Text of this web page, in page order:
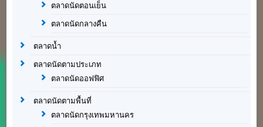
ตลาดนัดตอนเย็น
ตลาดนัดกลางคืน
ตลาดน้ำ
ตลาดนัดตามประเภท
ตลาดนัดออฟฟิศ
ตลาดนัดตามพื้นที่
ตลาดนัดกรุงเทพมหานคร